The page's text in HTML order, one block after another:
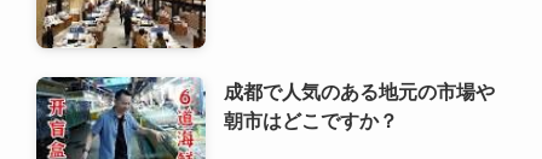
成都で人気のある地元の市場や
朝市はどこですか？